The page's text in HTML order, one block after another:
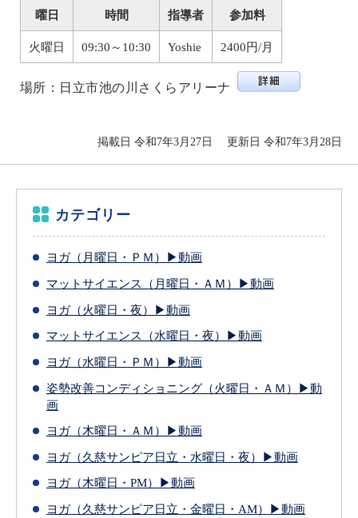
曜日 時間 指導者 参加料
火曜日 09:30～10:30 Yoshie 2400円/月
場所：日立市池の川さくらアリーナ
掲載日 令和7年3月27日 更新日 令和7年3月28日
カテゴリー
ヨガ（月曜日・ＰＭ）▶動画
マットサイエンス（月曜日・ＡＭ）▶動画
ヨガ（火曜日・夜）▶動画
マットサイエンス（水曜日・夜）▶動画
ヨガ（水曜日・ＰＭ）▶動画
姿勢改善コンディショニング（火曜日・ＡＭ）▶動
画
ヨガ（木曜日・ＡＭ）▶動画
ヨガ（久慈サンピア日立・水曜日・夜）▶動画
ヨガ（木曜日・PM）▶動画
ヨガ（久慈サンピア日立・金曜日・AM）▶動画